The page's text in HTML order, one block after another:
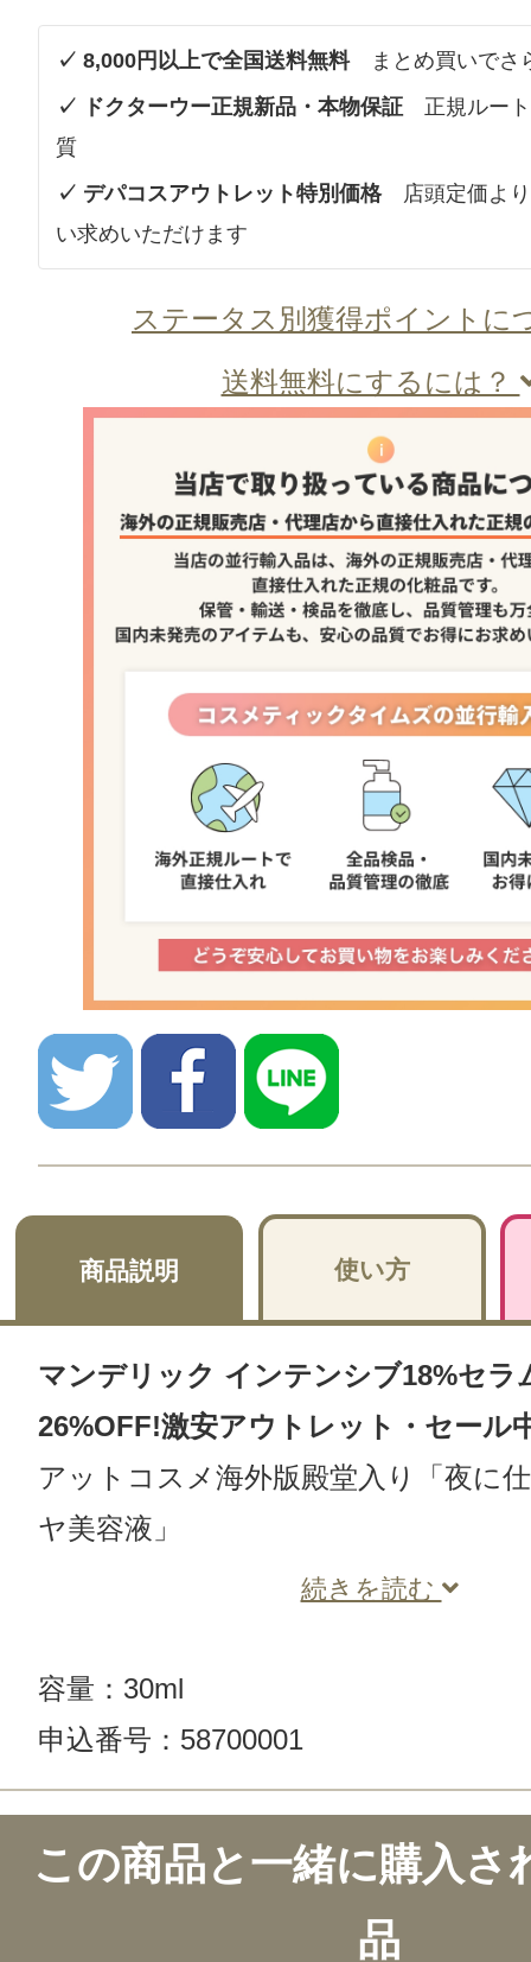
✓ 8,000円以上で全国送料無料まとめ買いでさ
✓ ドクターウー正規新品・本物保証 正規ルー
質
✓ デパコスアウトレット特別価格店頭定価より
い求めいただけます
ステータス別獲得ポイントに
送料無料にするには？
商品説明 使い方
マンデリック インテンシブ18%セラ
26%OFF!激安アウトレット・セール
アットコスメ海外版殿堂入り「夜に
ヤ美容液」
続きを読む
容量：30ml
申込番号：58700001
この商品と一緒に購入さ
品